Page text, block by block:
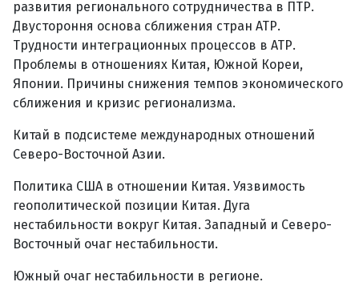
развития регионального сотрудничества в ПТР.
Двустороння основа сближения стран АТР.
Трудности интеграционных процессов в АТР.
Проблемы в отношениях Китая, Южной Кореи,
Японии. Причины снижения темпов экономического
сближения и кризис регионализма.
Китай в подсистеме международных отношений
Северо-Восточной Азии.
Политика США в отношении Китая. Уязвимость
геополитической позиции Китая. Дуга
нестабильности вокруг Китая. Западный и Северо-
Восточный очаг нестабильности.
Южный очаг нестабильности в регионе.